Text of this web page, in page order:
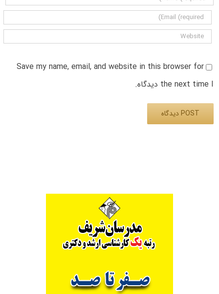
Save my name, email, and website in this browser for
the next time I دیدگاه.